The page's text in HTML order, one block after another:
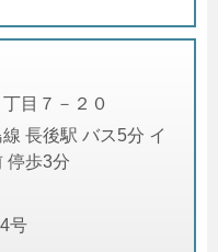
目７－２０
長後駅 バス5分 イ
停歩3分
号